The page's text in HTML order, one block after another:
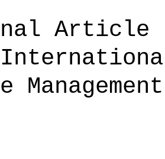
Article
Management